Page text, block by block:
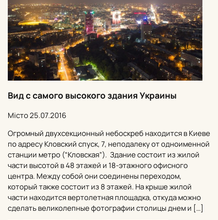
Вид с самого высокого здания Украины
Місто25.07.2016
Огромный двухсекционный небоскреб находится в Киеве
по адресу Кловский спуск, 7, неподалеку от одноименной
станции метро (“Кловская”). Здание состоит из жилой
части высотой в 48 этажей и 18-этажного офисного
центра. Между собой они соединены переходом,
который также состоит из 8 этажей. На крыше жилой
части находится вертолетная площадка, откуда можно
сделать великолепные фотографии столицы днем и […]